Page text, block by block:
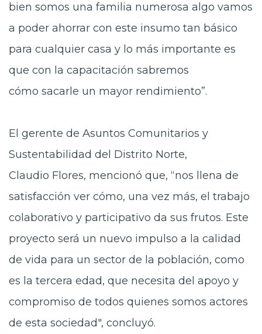
bien somos una familia numerosa algo vamos
a poder ahorrar con este insumo tan básico
para cualquier casa y lo más importante es
que con la capacitación sabremos
cómo sacarle un mayor rendimiento”.
El gerente de Asuntos Comunitarios y
Sustentabilidad del Distrito Norte,
Claudio Flores, mencionó que, “nos llena de
satisfacción ver cómo, una vez más, el trabajo
colaborativo y participativo da sus frutos. Este
proyecto será un nuevo impulso a la calidad
de vida para un sector de la población, como
es la tercera edad, que necesita del apoyo y
compromiso de todos quienes somos actores
de esta sociedad", concluyó.